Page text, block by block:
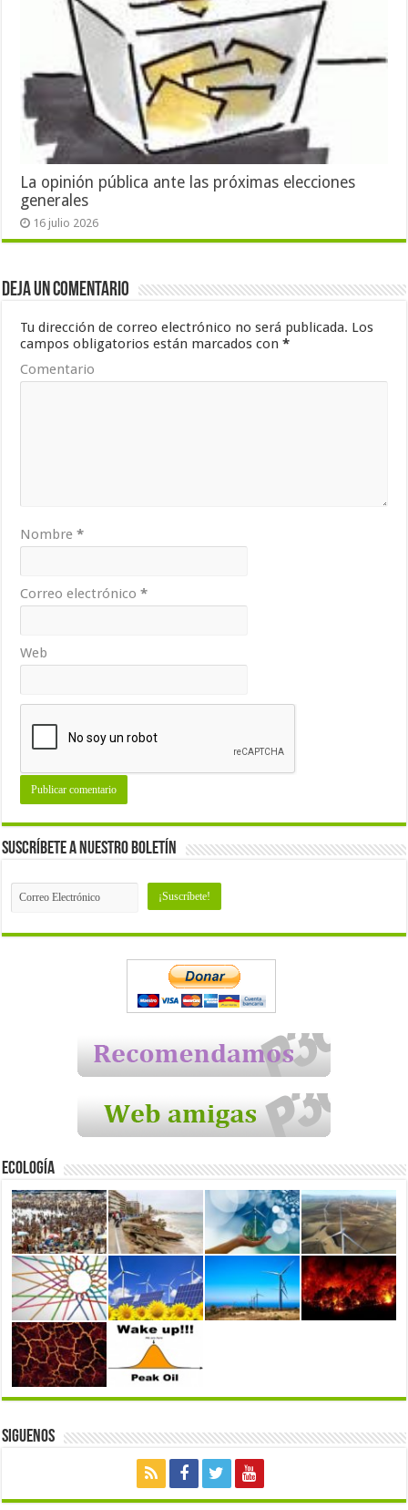
La opinión pública ante las próximas elecciones
generales
16 julio 2026
Deja un comentario
Tu dirección de correo electrónico no será publicada. Los
campos obligatorios están marcados con*
Comentario
Nombre*
Correo electrónico*
Web
Suscríbete a nuestro Boletín
Ecología
Siguenos